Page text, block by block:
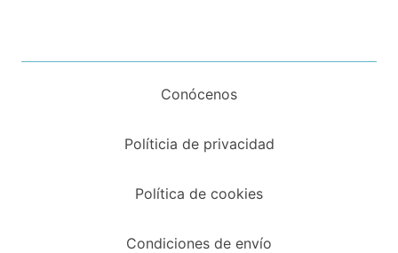
Conócenos
Políticia de privacidad
Política de cookies
Condiciones de envío